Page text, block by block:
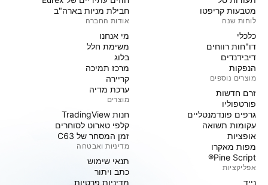
מטבעות קריפטו
לוחות שנה
כלכלי
דו"חות רווחים
דיבידנדים
הנפקות
מוצרים נוספים
זרם חדשות
פורטפוליו
גרפים פונדמנטליים
עקומות תשואה
אופציות
מפות מאקרו
Pine Script®
אפליקציות
נייד
חבילת מניות בארה"ב
אודות החברה
מי אנחנו
משימת חלל
בלוג
מרכז תמיכה
קריירה
ערכת מדיה
מוצרים
חנות TradingView
קלפי טארוט לסוחרים
זמן המסחר של C63
מדיניות ואבטחה
תנאי שימוש
כתב ויתור
מדיניות פרטיות